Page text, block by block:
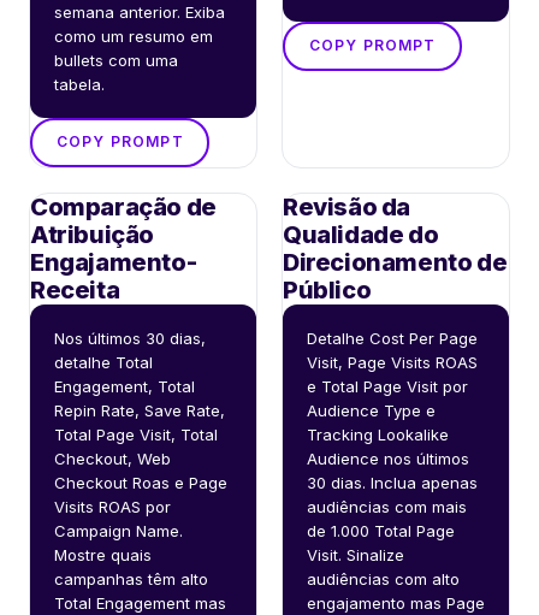
semana anterior. Exiba
como um resumo em
bullets com uma
tabela.
COPY PROMPT
COPY PROMPT
Comparação de
Atribuição
Engajamento-
Receita
Nos últimos 30 dias,
detalhe Total
Engagement, Total
Repin Rate, Save Rate,
Total Page Visit, Total
Checkout, Web
Checkout Roas e Page
Visits ROAS por
Campaign Name.
Mostre quais
campanhas têm alto
Total Engagement mas
Revisão da
Qualidade do
Direcionamento de
Público
Detalhe Cost Per Page
Visit, Page Visits ROAS
e Total Page Visit por
Audience Type e
Tracking Lookalike
Audience nos últimos
30 dias. Inclua apenas
audiências com mais
de 1.000 Total Page
Visit. Sinalize
audiências com alto
engajamento mas Page